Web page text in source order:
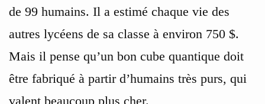
de 99 humains. Il a estimé chaque vie des
autres lycéens de sa classe à environ 750 $.
Mais il pense qu’un bon cube quantique doit
être fabriqué à partir d’humains très purs, qui
valent beaucoup plus cher.